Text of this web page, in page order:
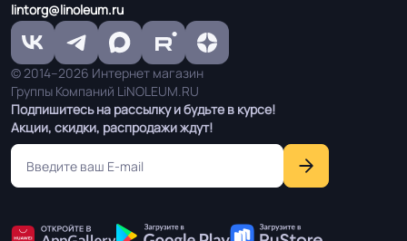
Подпишитесь на рассылку и будьте в курсе!
Акции, скидки, распродажи ждут!
lintorg@linoleum.ru
© 2014–2026 Интернет магазин
Группы Компаний LiNOLEUM.RU